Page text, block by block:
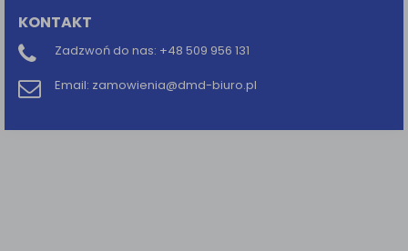
KONTAKT
Zadzwoń do nas: +48 509 956 131
Email: zamowienia@dmd-biuro.pl